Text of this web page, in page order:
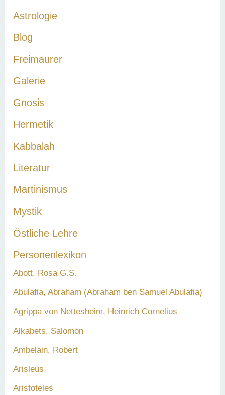
a
:
Astrologie
Blog
Freimaurer
Galerie
Gnosis
Hermetik
Kabbalah
Literatur
Martinismus
Mystik
Östliche Lehre
Personenlexikon
Abott, Rosa G.S.
Abulafia, Abraham (Abraham ben Samuel Abulafia)
Agrippa von Nettesheim, Heinrich Cornelius
Alkabets, Salomon
Ambelain, Robert
Arisleus
Aristoteles